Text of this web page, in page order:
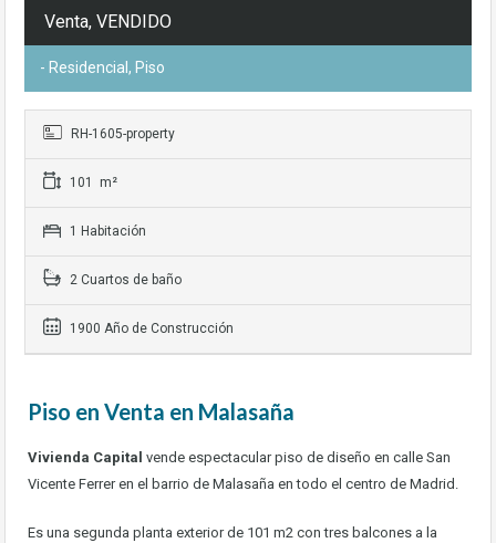
Venta, VENDIDO
- Residencial, Piso
RH-1605-property
101 m²
1 Habitación
2 Cuartos de baño
1900 Año de Construcción
Piso en Venta en Malasaña
Vivienda Capital vende espectacular piso de diseño en calle San
Vicente Ferrer en el barrio de Malasaña en todo el centro de Madrid.
Es una segunda planta exterior de 101 m2 con tres balcones a la